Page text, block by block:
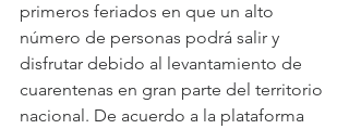
primeros feriados en que un alto
número de personas podrá salir y
disfrutar debido al levantamiento de
cuarentenas en gran parte del territorio
nacional. De acuerdo a la plataforma